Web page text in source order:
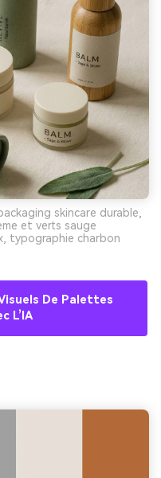
skincare durable,
et verts sauge
typographie charbon
De Palettes
L’IA